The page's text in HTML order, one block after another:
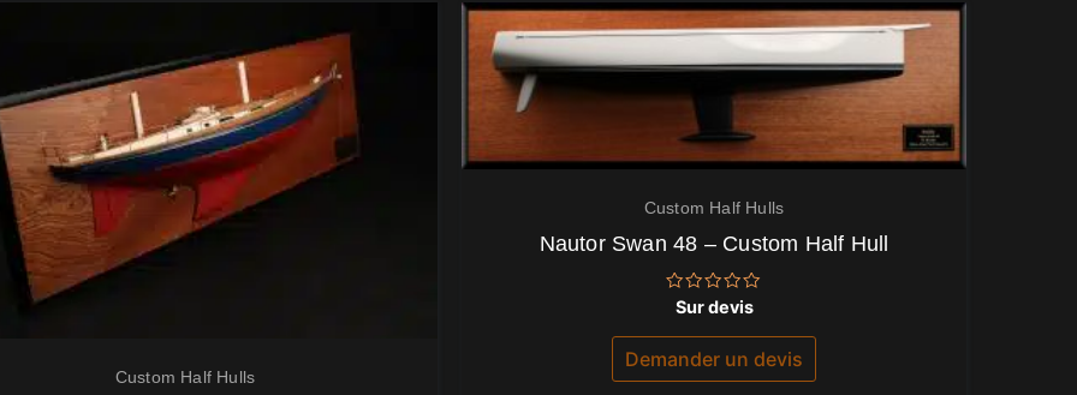
Custom Half Hulls
Custom Half Hulls
Nautor Swan 48 – Custom Half Hull
Note
sur
Sur devis
Demander un devis